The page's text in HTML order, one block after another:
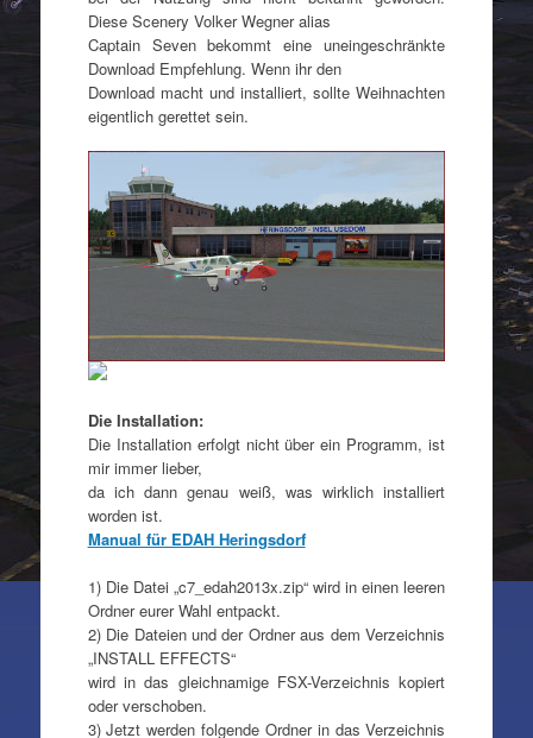
Diese Scenery Volker Wegner alias
Captain Seven bekommt eine uneingeschränkte
Download Empfehlung. Wenn ihr den
Download macht und installiert, sollte Weihnachten
eigentlich gerettet sein.
Die Installation:
Die Installation erfolgt nicht über ein Programm, ist
mir immer lieber,
da ich dann genau weiß, was wirklich installiert
worden ist.
Manual für EDAH Heringsdorf
1) Die Datei „c7_edah2013x.zip“ wird in einen leeren
Ordner eurer Wahl entpackt.
2) Die Dateien und der Ordner aus dem Verzeichnis
„INSTALL EFFECTS“
wird in das gleichnamige FSX-Verzeichnis kopiert
oder verschoben.
3) Jetzt werden folgende Ordner in das Verzeichnis